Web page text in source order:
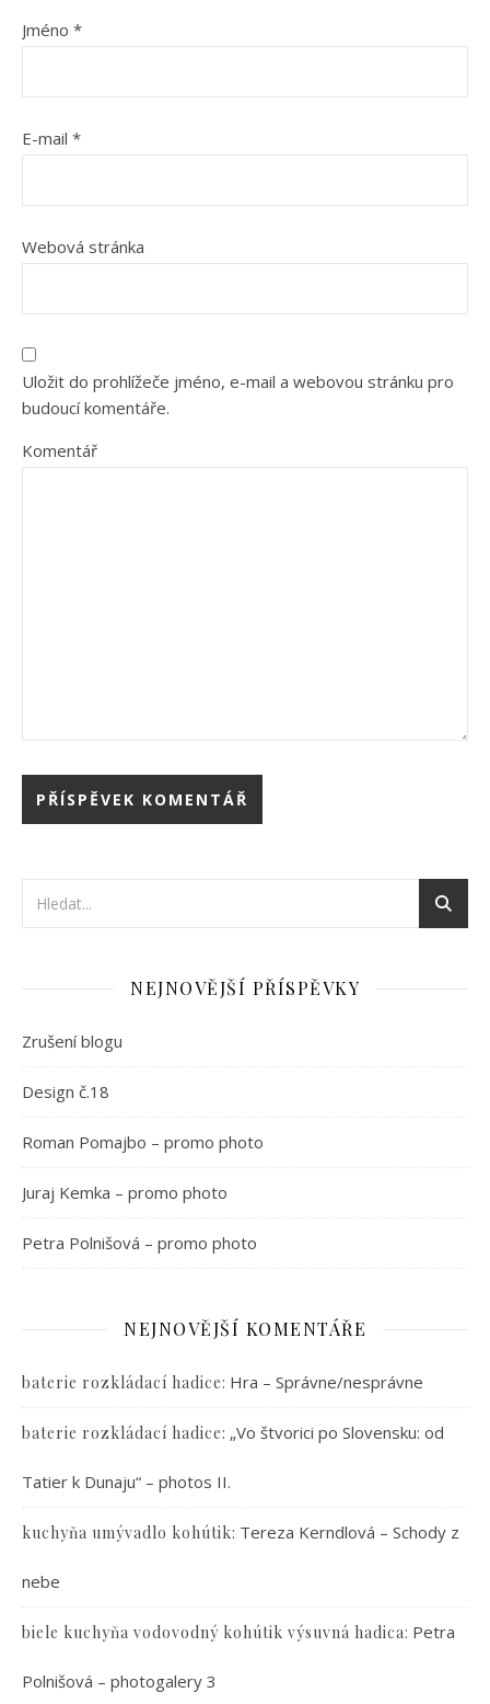
Jméno *
E-mail *
Webová stránka
Uložit do prohlížeče jméno, e-mail a webovou stránku pro
budoucí komentáře.
Komentář
NEJNOVĚJŠÍ PŘÍSPĚVKY
Zrušení blogu
Design č.18
Roman Pomajbo – promo photo
Juraj Kemka – promo photo
Petra Polnišová – promo photo
NEJNOVĚJŠÍ KOMENTÁŘE
baterie rozkládací hadice: Hra – Správne/nesprávne
baterie rozkládací hadice: „Vo štvorici po Slovensku: od
Tatier k Dunaju“ – photos II.
kuchyňa umývadlo kohútik: Tereza Kerndlová – Schody z
nebe
biele kuchyňa vodovodný kohútik výsuvná hadica: Petra
Polnišová – photogalery 3